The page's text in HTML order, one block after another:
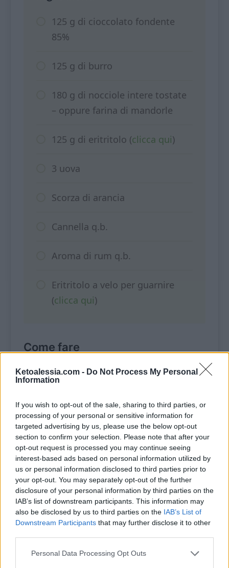
Ketoalessia.com - Do Not Process My Personal
Information
If you wish to opt-out of the sale, sharing to third parties, or
processing of your personal or sensitive information for
targeted advertising by us, please use the below opt-out
section to confirm your selection. Please note that after your
opt-out request is processed you may continue seeing
interest-based ads based on personal information utilized by
us or personal information disclosed to third parties prior to
your opt-out. You may separately opt-out of the further
disclosure of your personal information by third parties on the
IAB’s list of downstream participants. This information may
also be disclosed by us to third parties on the IAB’s List of
Downstream Participants that may further disclose it to other
Personal Data Processing Opt Outs
125 g di cioccolato fondente
85%
125 g di burro
180 g di nocciole intere tostate
– oppure farina di mandorle
125 g di eritritolo (clicca qui)
3 uova
Scorza di arancia
Cannella q.b.
Aroma di rum q.b.
Eritritolo a velo per guarnire
(clicca qui)
Come fare
Sciogli il burro e il cioccolato al
lascia raffreddare.
Con un tritatutto, trita
grossolanamente le nocciole e metti
da parte.
Separata tuorli e albumi in due
ciotole.
Monta gli albumi a neve e metti da